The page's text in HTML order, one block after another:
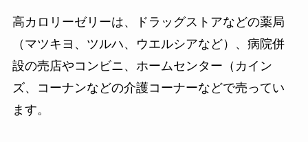
高カロリーゼリーは、ドラッグストアなどの薬局
（マツキヨ、ツルハ、ウエルシアなど）、病院併
設の売店やコンビニ、ホームセンター（カイン
ズ、コーナンなどの介護コーナーなどで売ってい
ます。